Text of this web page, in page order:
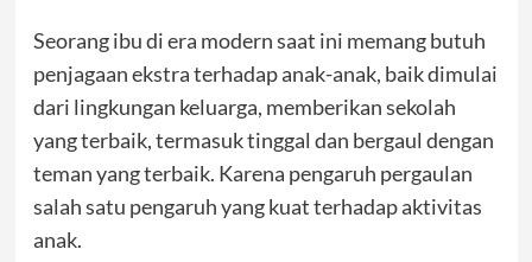
Seorang ibu di era modern saat ini memang butuh
penjagaan ekstra terhadap anak-anak, baik dimulai
dari lingkungan keluarga, memberikan sekolah
yang terbaik, termasuk tinggal dan bergaul dengan
teman yang terbaik. Karena pengaruh pergaulan
salah satu pengaruh yang kuat terhadap aktivitas
anak.